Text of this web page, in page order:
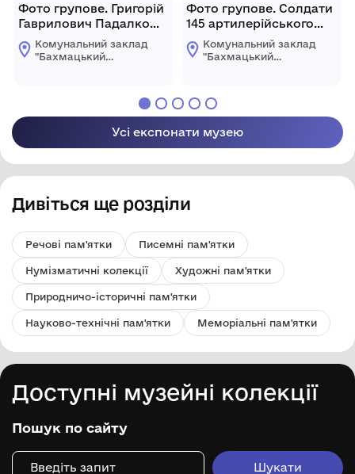
Фото групове. Григорій
Гаврилович Падалко
(перший справа) з
гостями з
Комунальний заклад
"Бахмацький
Бахмацької міської
Фото групове. Солдати
145 артилерійського
полку.Комунальний заклад
"Бахмацький
Яременка"
Бахмацької міської
ради
Усі експонати музею
Дивіться ще розділи
Речові пам'ятки Писемні пам'ятки
Нумізматичні колекції Художні пам'ятки
Природничо-історичні пам'ятки
Науково-технічні пам'ятки Меморіальні пам'ятки
Доступні музейні колекції
Пошук по сайту